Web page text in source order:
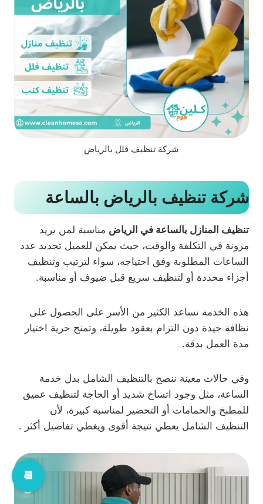
شركة تنظيف فلل بالرياض
شركة تنظيف بالرياض بالساعة
تنظيف المنازل بالساعة في الرياض مناسبة لمن يريد
مرونة في التكلفة والوقت، حيث يمكن للعميل تحديد عدد
الساعات المطلوبة وفق احتياجه، سواء لترتيب وتنظيف
أجزاء محددة أو لتنظيف سريع قبل ضيوف أو مناسبة.
هذه الخدمة تساعد الكثير من الأسر على الحصول على
نظافة جيدة دون التزام بعقود طويلة، وتمنح حرية اختيار
مدة العمل بدقة.
وفي حالات معينة ننصح بالتنظيف الشامل بدل خدمة
الساعة، مثل وجود اتساخ شديد أو الحاجة لتنظيف عميق
للمطبخ والحمامات أو التحضير لمناسبة كبيرة، لأن
التنظيف الشامل يعطي نتيجة أقوى ويغطي تفاصيل أكثر .
📆